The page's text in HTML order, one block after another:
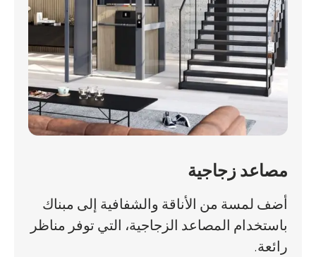
مصاعد زجاجية
أضف لمسة من الأناقة والشفافية إلى مبناك
باستخدام المصاعد الزجاجية، التي توفر مناظر
رائعة.